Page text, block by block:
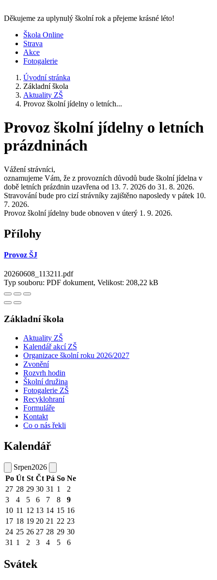
Děkujeme za uplynulý školní rok a přejeme krásné léto!
Škola Online
Strava
Akce
Fotogalerie
Úvodní stránka
Základní škola
Aktuality ZŠ
Provoz školní jídelny o letních...
Provoz školní jídelny o letních
prázdninách
Vážení strávníci,
oznamujeme Vám, že z provozních důvodů bude školní jídelna v
době letních prázdnin uzavřena od 13. 7. 2026 do 31. 8. 2026.
Stravování bude pro cizí strávníky zajištěno naposledy v pátek 10.
7. 2026.
Provoz školní jídelny bude obnoven v úterý 1. 9. 2026.
Přílohy
Provoz ŠJ
20260608_113211.pdf
Typ souboru: PDF dokument, Velikost: 208,22 kB
Základní škola
Aktuality ZŠ
Kalendář akcí ZŠ
Organizace školní roku 2026/2027
Zvonění
Rozvrh hodin
Školní družina
Fotogalerie ZŠ
Recyklohraní
Formuláře
Kontakt
Co o nás řekli
Kalendář
Srpen2026
Po Út St Čt Pá So Ne
27 28 29 30 31 1
2
3
4 5 6 7 8
9
10 11 12 13 14 15 16
17 18 19 20 21 22 23
24 25 26 27 28 29 30
31 1 2 3 4 5 6
Svátek